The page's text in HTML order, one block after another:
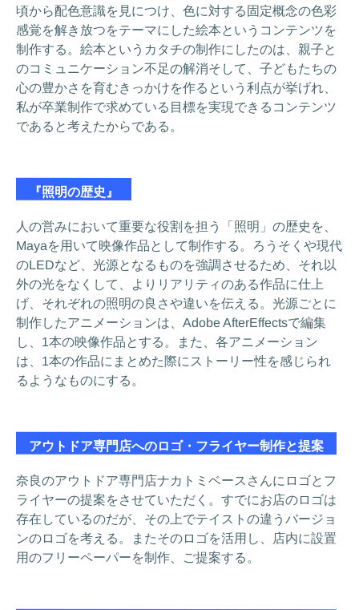
頃から配色意識を見につけ、色に対する固定概念の色彩
感覚を解き放つをテーマにした絵本というコンテンツを
制作する。絵本というカタチの制作にしたのは、親子と
のコミュニケーション不足の解消そして、子どもたちの
心の豊かさを育むきっかけを作るという利点が挙げれ、
私が卒業制作で求めている目標を実現できるコンテンツ
であると考えたからである。
『照明の歴史』
人の営みにおいて重要な役割を担う「照明」の歴史を、
Mayaを用いて映像作品として制作する。ろうそくや現代
のLEDなど、光源となるものを強調させるため、それ以
外の光をなくして、よりリアリティのある作品に仕上
げ、それぞれの照明の良さや違いを伝える。光源ごとに
制作したアニメーションは、Adobe AfterEffectsで編集
し、1本の映像作品とする。また、各アニメーション
は、1本の作品にまとめた際にストーリー性を感じられ
るようなものにする。
アウトドア専門店へのロゴ・フライヤー制作と提案
奈良のアウトドア専門店ナカトミベースさんにロゴとフ
ライヤーの提案をさせていただく。すでにお店のロゴは
存在しているのだが、その上でテイストの違うバージョ
ンのロゴを考える。またそのロゴを活用し、店内に設置
用のフリーペーパーを制作、ご提案する。